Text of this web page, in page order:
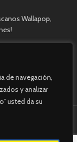
de navegación,
y analizar
usted da su
Wallapop,